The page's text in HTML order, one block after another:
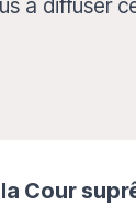
à diffuser
Cour